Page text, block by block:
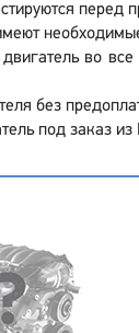
перед
во
без
под заказ